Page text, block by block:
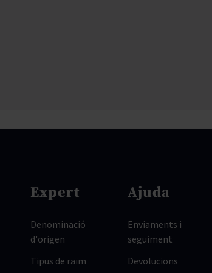
Expert
Denominació
d'origen
Tipus de raïm
Ajuda
Enviaments i
seguiment
Devolucions